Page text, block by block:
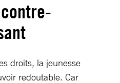
contre-
droits, la jeunesse
redoutable. Car